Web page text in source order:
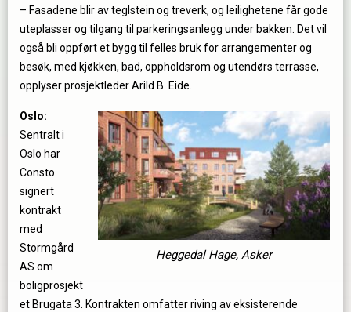
– Fasadene blir av teglstein og treverk, og leilighetene får gode
uteplasser og tilgang til parkeringsanlegg under bakken. Det vil
også bli oppført et bygg til felles bruk for arrangementer og
besøk, med kjøkken, bad, oppholdsrom og utendørs terrasse,
opplyser prosjektleder Arild B. Eide.
Heggedal Hage, Asker
Oslo:
Sentralt i
Oslo har
Consto
signert
kontrakt
med
Stormgård
AS om
boligprosjekt
et Brugata 3. Kontrakten omfatter riving av eksisterende